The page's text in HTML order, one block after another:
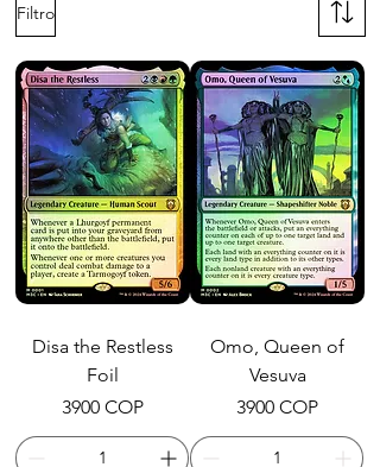
Filtro
Disa the Restless
Foil
Precio
3900 COP
Omo, Queen of
Vesuva
Precio
3900 COP